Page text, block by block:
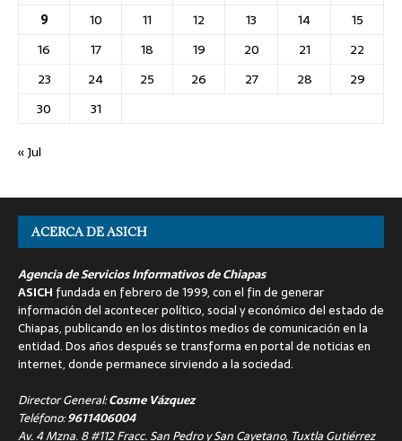
9 10 11 12 13 14
15
16
17 18 19 20 21
22
23
24 25 26 27 28
29
30
31
« Jul
ACERCA DE ASICH
Agencia de Servicios Informativos de Chiapas
ASICH fundada en febrero de 1999, con el fin de generar
información del acontecer político, social y económico del estado de
Chiapas, publicando en los distintos medios de comunicación en la
entidad. Dos años después se transforma en portal de noticias en
internet, donde permanece sirviendo a la sociedad.
Director General:Cosme Vázquez
Teléfono:9611406004
Av. 4 Mzna. 8 #112 Fracc. San Pedro y San Cayetano, Tuxtla Gutiérrez